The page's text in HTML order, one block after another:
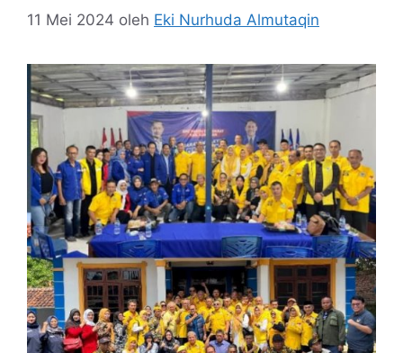
11 Mei 2024 oleh Eki Nurhuda Almutaqin